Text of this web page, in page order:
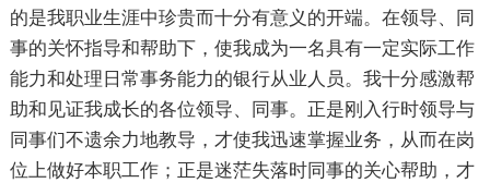
的是我职业生涯中珍贵而十分有意义的开端。在领导、同
事的关怀指导和帮助下，使我成为一名具有一定实际工作
能力和处理日常事务能力的银行从业人员。我十分感激帮
助和见证我成长的各位领导、同事。正是刚入行时领导与
同事们不遗余力地教导，才使我迅速掌握业务，从而在岗
位上做好本职工作；正是迷茫失落时同事的关心帮助，才